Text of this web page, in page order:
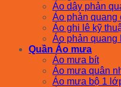
Áo dây phản
Áo phản quang
Áo ghi lê kỹ
Áo phản quang
Quần Áo mưa
Áo mưa bít
Áo mưa quân
Áo mưa bộ 1